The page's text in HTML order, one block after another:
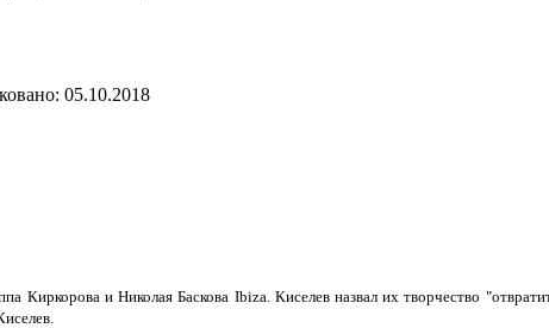
05.10.2018
Киркорова и Николая Баскова Ibiza. Киселев назвал их творчество